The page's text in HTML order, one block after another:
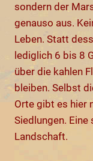
sondern der
genauso aus.
Leben. Statt
lediglich 6 bis 8
über die kahlen
bleiben. Selbst
Orte gibt es hier
Siedlungen. Eine
Landschaft.